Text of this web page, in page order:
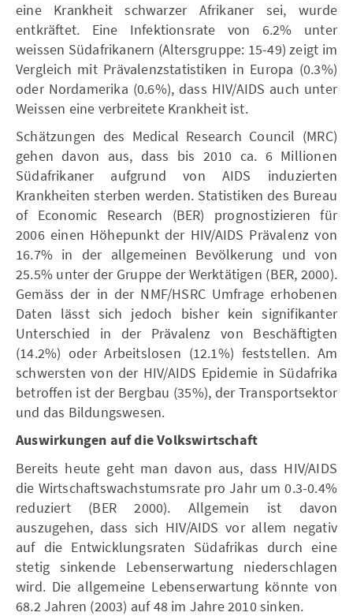
eine Krankheit schwarzer Afrikaner sei, wurde
entkräftet. Eine Infektionsrate von 6.2% unter
weissen Südafrikanern (Altersgruppe: 15-49) zeigt im
Vergleich mit Prävalenzstatistiken in Europa (0.3%)
oder Nordamerika (0.6%), dass HIV/AIDS auch unter
Weissen eine verbreitete Krankheit ist.
Schätzungen des Medical Research Council (MRC)
gehen davon aus, dass bis 2010 ca. 6 Millionen
Südafrikaner aufgrund von AIDS induzierten
Krankheiten sterben werden. Statistiken des Bureau
of Economic Research (BER) prognostizieren für
2006 einen Höhepunkt der HIV/AIDS Prävalenz von
16.7% in der allgemeinen Bevölkerung und von
25.5% unter der Gruppe der Werktätigen (BER, 2000).
Gemäss der in der NMF/HSRC Umfrage erhobenen
Daten lässt sich jedoch bisher kein signifikanter
Unterschied in der Prävalenz von Beschäftigten
(14.2%) oder Arbeitslosen (12.1%) feststellen. Am
schwersten von der HIV/AIDS Epidemie in Südafrika
betroffen ist der Bergbau (35%), der Transportsektor
und das Bildungswesen.
Auswirkungen auf die Volkswirtschaft
Bereits heute geht man davon aus, dass HIV/AIDS
die Wirtschaftswachstumsrate pro Jahr um 0.3-0.4%
reduziert (BER 2000). Allgemein ist davon
auszugehen, dass sich HIV/AIDS vor allem negativ
auf die Entwicklungsraten Südafrikas durch eine
stetig sinkende Lebenserwartung niederschlagen
wird. Die allgemeine Lebenserwartung könnte von
68.2 Jahren (2003) auf 48 im Jahre 2010 sinken.